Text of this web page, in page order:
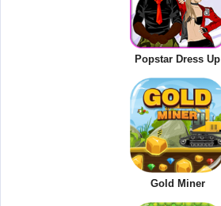
Popstar Dress Up
Gold Miner